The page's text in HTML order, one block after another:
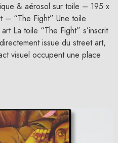
& aérosol sur toile – 195 x
“The Fight” Une toile
La toile “The Fight” s’inscrit
issue du street art,
visuel occupent une place